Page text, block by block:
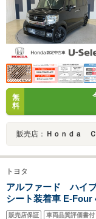
無
料
販売店： Ｈｏｎｄａ Ｃ
トヨタ
アルファード ハイ
シート装着車 E-
ナーミラー
販売店保証 車両品質評価書付